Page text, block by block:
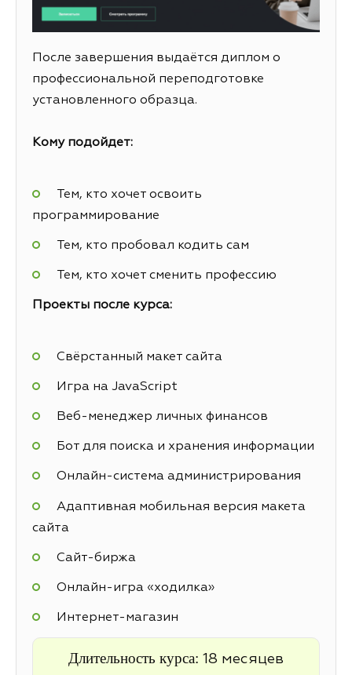
После завершения выдаётся диплом о
профессиональной переподготовке
установленного образца.
Кому подойдет:
Тем, кто хочет освоить
программирование
Тем, кто пробовал кодить сам
Тем, кто хочет сменить профессию
Проекты после курса:
Свёрстанный макет сайта
Игра на JavaScript
Веб-менеджер личных финансов
Бот для поиска и хранения информации
Онлайн-система администрирования
Адаптивная мобильная версия макета
сайта
Cайт-биржа
Онлайн-игра «ходилка»
Интернет-магазин
Длительность курса: 18 месяцев